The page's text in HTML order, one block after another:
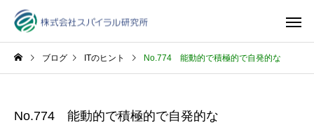
ブログ ITのヒント No.774 能動的で積極的で自発的な
No.774 能動的で積極的で自発的な